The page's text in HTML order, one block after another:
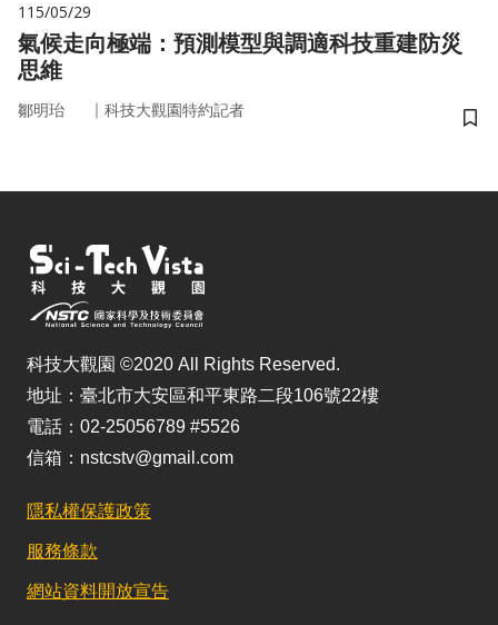
115/05/29
氣候走向極端：預測模型與調適科技重建防災
思維
鄒明珆 ｜ 科技大觀園特約記者
儲
科技大觀園 ©2020 All Rights Reserved.
地址：臺北市大安區和平東路二段106號22樓
電話：02-25056789 #5526
信箱：nstcstv@gmail.com
隱私權保護政策
服務條款
網站資料開放宣告